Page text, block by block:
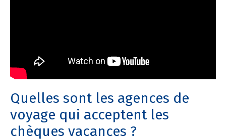
Quelles sont les agences de
voyage qui acceptent les
chèques vacances ?